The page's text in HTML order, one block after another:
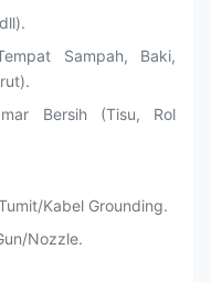
Sampah, Baki,
Bersih (Tisu, Rol
Kabel Grounding.
Nozzle.